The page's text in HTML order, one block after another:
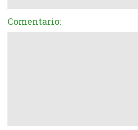
Comentario: